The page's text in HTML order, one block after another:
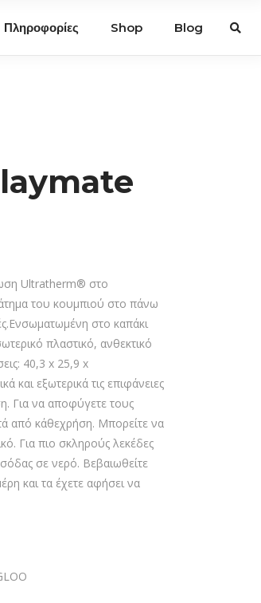
Πληροφορίες Shop Blog
Ultratherm® στο
του κουμπιού στο πάνω
στο καπάκι
πλαστικό, ανθεκτικό
40,3 x 25,9 x
και εξωτερικά τις επιφάνειες
Για να αποφύγετε τους
από κάθεχρήση. Μπορείτε να
Για πιο σκληρούς λεκέδες
σε νερό. Βεβαιωθείτε
και τα έχετε αφήσει να